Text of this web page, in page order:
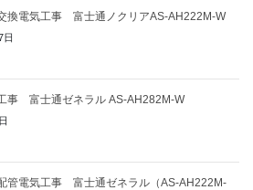
換電気工事 富士通ノクリアAS-AH222M-W
日
事 富士通ゼネラル AS-AH282M-W
管電気工事 富士通ゼネラル（AS-AH222M-